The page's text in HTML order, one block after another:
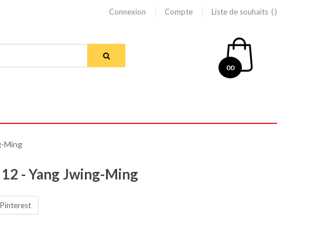
Connexion Compte Liste de souhaits
00
Ming
- Yang Jwing-Ming
Pinterest